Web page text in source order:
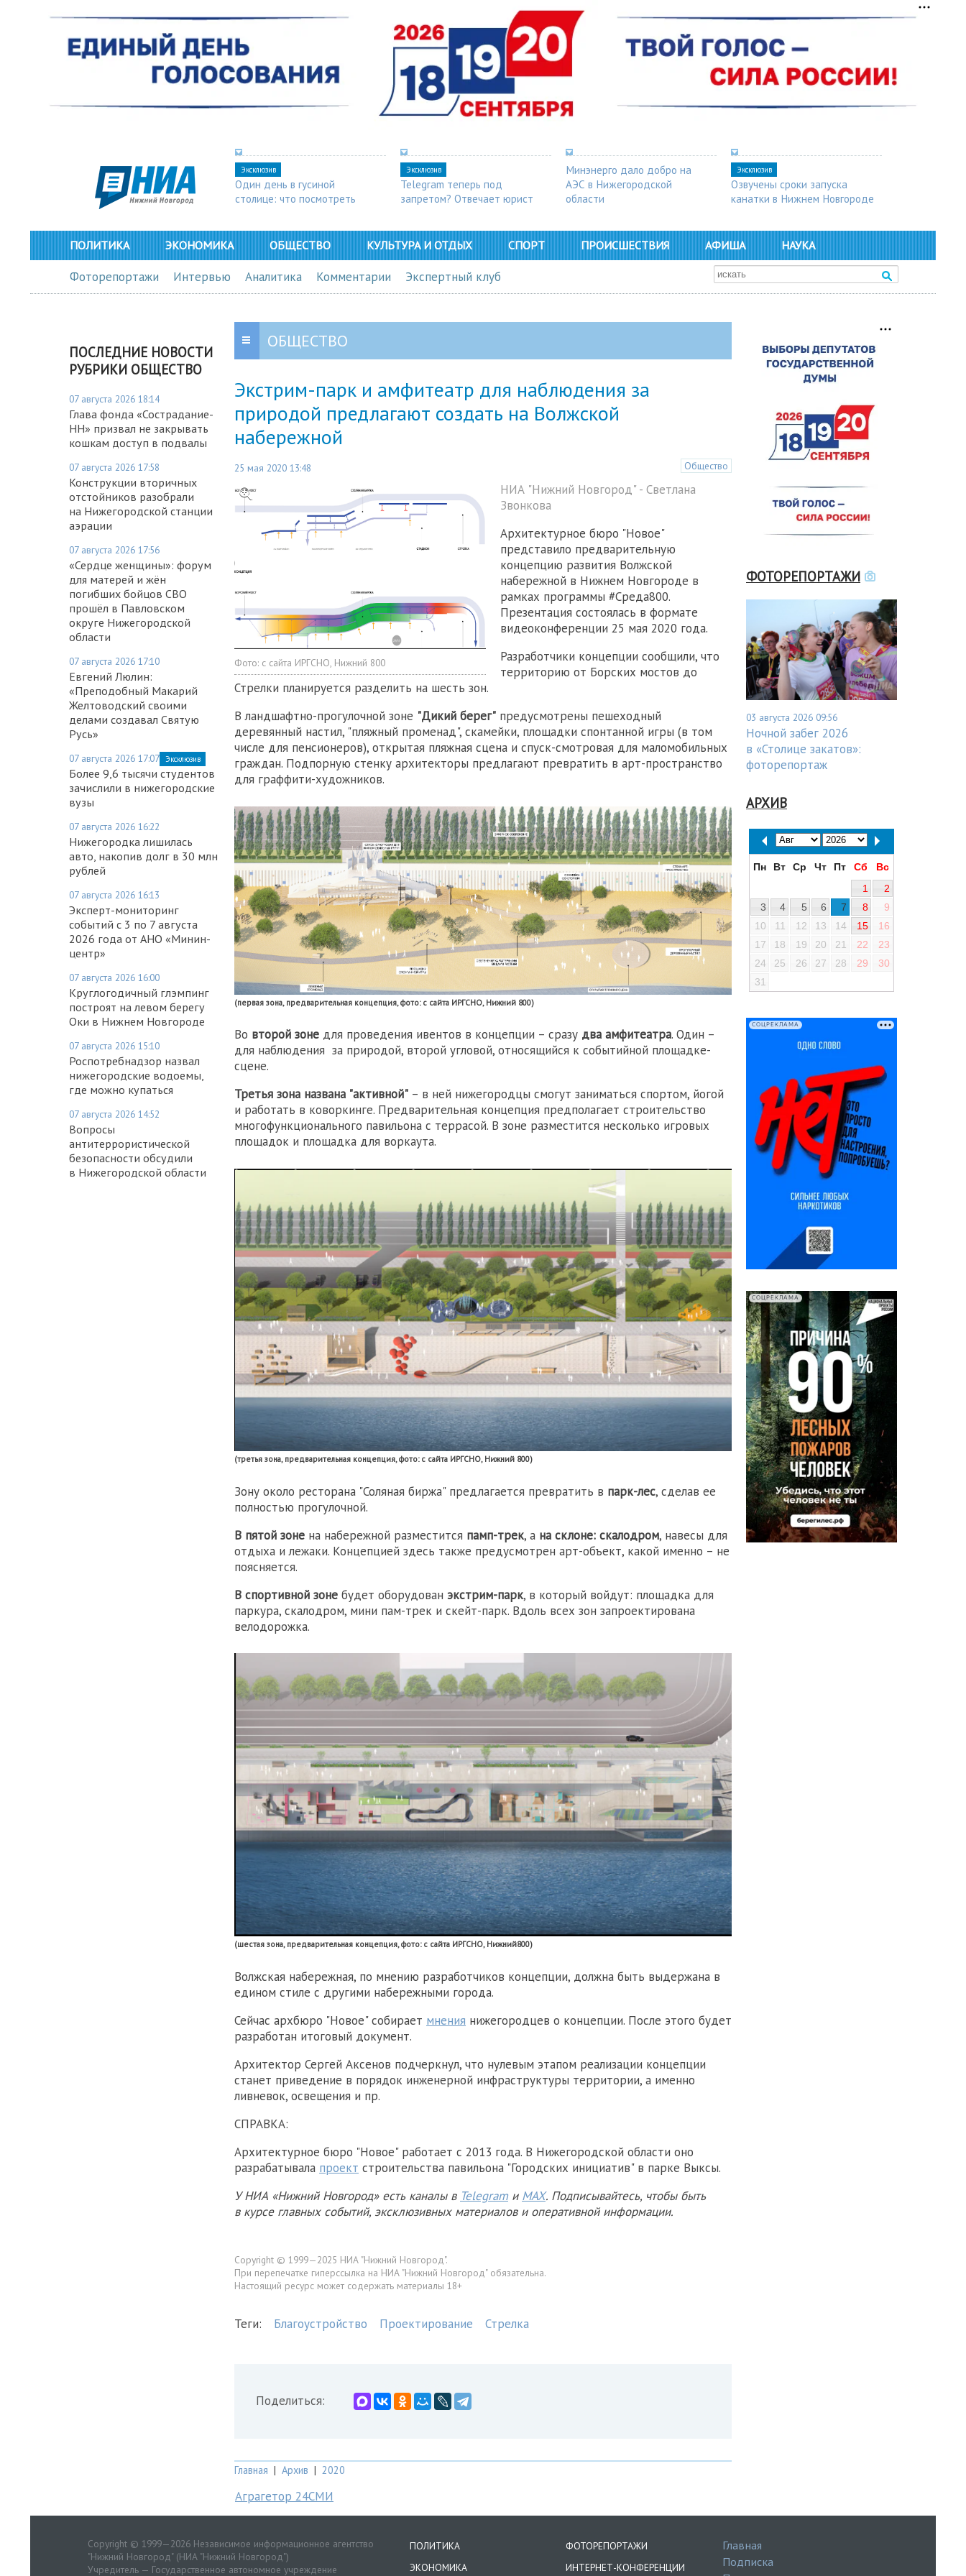
Эксклюзив
Один день в гусиной
столице: что посмотреть
Эксклюзив
Telegram теперь под
запретом? Отвечает юрист
Минэнерго дало добро на
АЭС в Нижегородской
области
Эксклюзив
Озвучены сроки запуска
канатки в Нижнем Новгороде
ПОЛИТИКА ЭКОНОМИКА ОБЩЕСТВО КУЛЬТУРА И ОТДЫХ СПОРТ ПРОИСШЕСТВИЯ АФИША НАУКА
Фоторепортажи Интервью Аналитика Комментарии Экспертный клуб
ПОСЛЕДНИЕ НОВОСТИ
РУБРИКИ ОБЩЕСТВО
07 августа 2026 18:14
Глава фонда «Сострадание-
НН» призвал не закрывать
кошкам доступ в подвалы
07 августа 2026 17:58
Конструкции вторичных
отстойников разобрали
на Нижегородской станции
аэрации
07 августа 2026 17:56
«Сердце женщины»: форум
для матерей и жён
погибших бойцов СВО
прошёл в Павловском
округе Нижегородской
области
07 августа 2026 17:10
Евгений Люлин:
«Преподобный Макарий
Желтоводский своими
делами создавал Святую
Русь»
07 августа 2026 17:07 Эксклюзив
Более 9,6 тысячи студентов
зачислили в нижегородские
вузы
07 августа 2026 16:22
Нижегородка лишилась
авто, накопив долг в 30 млн
рублей
07 августа 2026 16:13
Эксперт-мониторинг
событий с 3 по 7 августа
2026 года от АНО «Минин-
центр»
07 августа 2026 16:00
Круглогодичный глэмпинг
построят на левом берегу
Оки в Нижнем Новгороде
07 августа 2026 15:10
Роспотребнадзор назвал
нижегородские водоемы,
где можно купаться
07 августа 2026 14:52
Вопросы
антитеррористической
безопасности обсудили
в Нижегородской области
ОБЩЕСТВО
Экстрим-парк и амфитеатр для наблюдения за
природой предлагают создать на Волжской
набережной
25 мая 2020 13:48 Общество
Фото: с сайта ИРГСНО, Нижний 800
НИА "Нижний Новгород" - Светлана
Звонкова
Архитектурное бюро "Новое"
представило предварительную
концепцию развития Волжской
набережной в Нижнем Новгороде в
рамках программы #Среда800.
Презентация состоялась в формате
видеоконференции 25 мая 2020 года.
Разработчики концепции сообщили, что
территорию от Борских мостов до
Стрелки планируется разделить на шесть зон.
В ландшафтно-прогулочной зоне "Дикий берег" предусмотрены пешеходный
деревянный настил, "пляжный променад", скамейки, площадки спонтанной игры (в том
числе для пенсионеров), открытая пляжная сцена и спуск-смотровая для маломобильных
граждан. Подпорную стенку архитекторы предлагают превратить в арт-пространство
для граффити-художников.
(первая зона, предварительная концепция, фото: с сайта ИРГСНО, Нижний 800)
Во второй зоне для проведения ивентов в концепции – сразу два амфитеатра. Один –
для наблюдения за природой, второй угловой, относящийся к событийной площадке-
сцене.
Третья зона названа "активной" – в ней нижегородцы смогут заниматься спортом, йогой
и работать в коворкинге. Предварительная концепция предполагает строительство
многофункционального павильона с террасой. В зоне разместится несколько игровых
площадок и площадка для воркаута.
(третья зона, предварительная концепция, фото: с сайта ИРГСНО, Нижний 800)
Зону около ресторана "Соляная биржа" предлагается превратить в парк-лес, сделав ее
полностью прогулочной.
В пятой зоне на набережной разместится памп-трек, а на склоне: скалодром, навесы для
отдыха и лежаки. Концепцией здесь также предусмотрен арт-объект, какой именно – не
поясняется.
В спортивной зоне будет оборудован экстрим-парк, в который войдут: площадка для
паркура, скалодром, мини пам-трек и скейт-парк. Вдоль всех зон запроектирована
велодорожка.
(шестая зона, предварительная концепция, фото: с сайта ИРГСНО, Нижний800)
Волжская набережная, по мнению разработчиков концепции, должна быть выдержана в
едином стиле с другими набережными города.
Сейчас архбюро "Новое" собирает мнения нижегородцев о концепции. После этого будет
разработан итоговый документ.
Архитектор Сергей Аксенов подчеркнул, что нулевым этапом реализации концепции
станет приведение в порядок инженерной инфраструктуры территории, а именно
ливневок, освещения и пр.
СПРАВКА:
Архитектурное бюро "Новое" работает с 2013 года. В Нижегородской области оно
разрабатывала проект строительства павильона "Городских инициатив" в парке Выксы.
У НИА «Нижний Новгород» есть каналы в Telegram и MAX. Подписывайтесь, чтобы быть
в курсе главных событий, эксклюзивных материалов и оперативной информации.
Copyright © 1999—2025 НИА "Нижний Новгород".
При перепечатке гиперссылка на НИА "Нижний Новгород" обязательна.
Настоящий ресурс может содержать материалы 18+
Теги: Благоустройство Проектирование Стрелка
Поделиться:
Главная | Архив | 2020
Аграгетор 24СМИ
ФОТОРЕПОРТАЖИ
03 августа 2026 09:56
Ночной забег 2026
в «Столице закатов»:
фоторепортаж
АРХИВ
Пн Вт Ср Чт Пт Сб
Вс
1
2
3
4 5 6 7 8
9
10
11 12 13 14 15
16
17
18 19 20 21 22
23
24
25 26 27 28 29
30
31
СОЦРЕКЛАМА
СОЦРЕКЛАМА
Copyright © 1999—2026 Независимое информационное агентство
"Нижний Новгород" (НИА "Нижний Новгород")
Учредитель — Государственное автономное учреждение
ПОЛИТИКА
ЭКОНОМИКА
ФОТОРЕПОРТАЖИ
ИНТЕРНЕТ-КОНФЕРЕНЦИИ
Главная
Подписка